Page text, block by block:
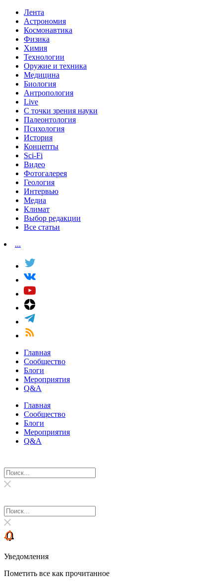
Лента
Астрономия
Космонавтика
Физика
Химия
Технологии
Оружие и техника
Медицина
Биология
Антропология
Live
С точки зрения науки
Палеонтология
Психология
История
Концепты
Sci-Fi
Видео
Фотогалерея
Геология
Интервью
Медиа
Климат
Выбор редакции
Все статьи
...
Главная
Сообщество
Блоги
Мероприятия
Q&A
Главная
Сообщество
Блоги
Мероприятия
Q&A
Уведомления
Пометить все как прочитанное